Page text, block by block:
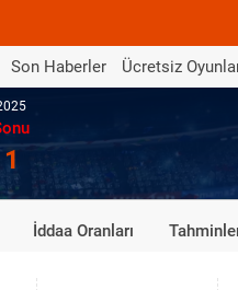
Son Haberler Ücretsiz
İddaa Oranları